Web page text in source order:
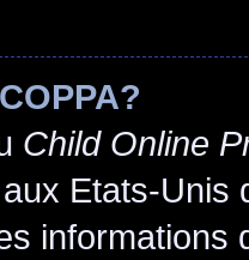
Child Online
Etats-Unis
informations